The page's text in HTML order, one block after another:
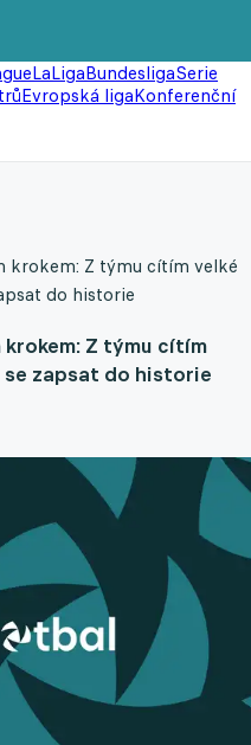
LaLigaBundesligaSerie
Evropská ligaKonferenční
krokem: Z týmu cítím velké
do historie
Z týmu cítím
se zapsat do historie